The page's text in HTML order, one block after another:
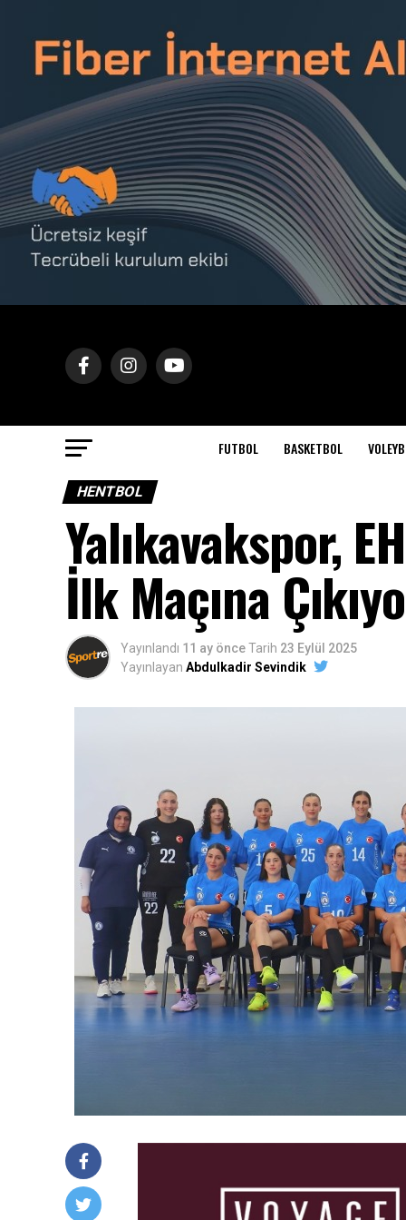
FUTBOL BASKETBOL
HENTBOL
Yalıkavakspor,
İlk Maçına
Yayınlandı 11 ay önceTarih 23 Eylül 2025
Yayınlayan Abdulkadir Sevindik